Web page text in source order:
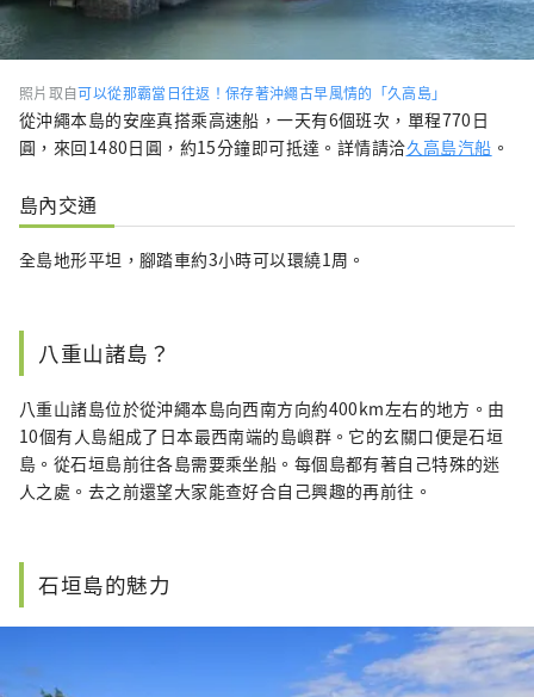
照片取自可以從那霸當日往返！保存著沖繩古早風情的「久高島」
從沖繩本島的安座真搭乘高速船，一天有6個班次，單程770日
圓，來回1480日圓，約15分鐘即可抵達。詳情請洽久高島汽船 。
島內交通
全島地形平坦，腳踏車約3小時可以環繞1周。
八重山諸島？
八重山諸島位於從沖繩本島向西南方向約400km左右的地方。由
10個有人島組成了日本最西南端的島嶼群。它的玄關口便是石垣
島。從石垣島前往各島需要乘坐船。每個島都有著自己特殊的迷
人之處。去之前還望大家能查好合自己興趣的再前往。
石垣島的魅力